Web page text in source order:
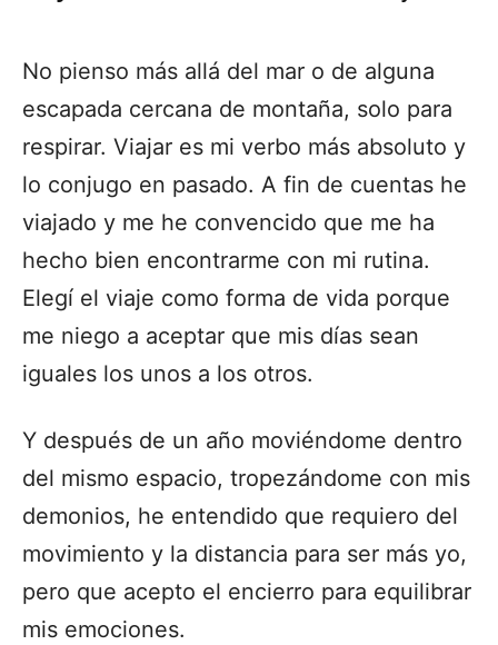
No pienso más allá del mar o de alguna
escapada cercana de montaña, solo para
respirar. Viajar es mi verbo más absoluto y
lo conjugo en pasado. A fin de cuentas he
viajado y me he convencido que me ha
hecho bien encontrarme con mi rutina.
Elegí el viaje como forma de vida porque
me niego a aceptar que mis días sean
iguales los unos a los otros.
Y después de un año moviéndome dentro
del mismo espacio, tropezándome con mis
demonios, he entendido que requiero del
movimiento y la distancia para ser más yo,
pero que acepto el encierro para equilibrar
mis emociones.